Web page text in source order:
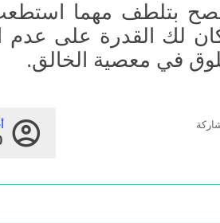
بتلطف مهما
كان لك القدرة على عدم
في معصية الخالق.